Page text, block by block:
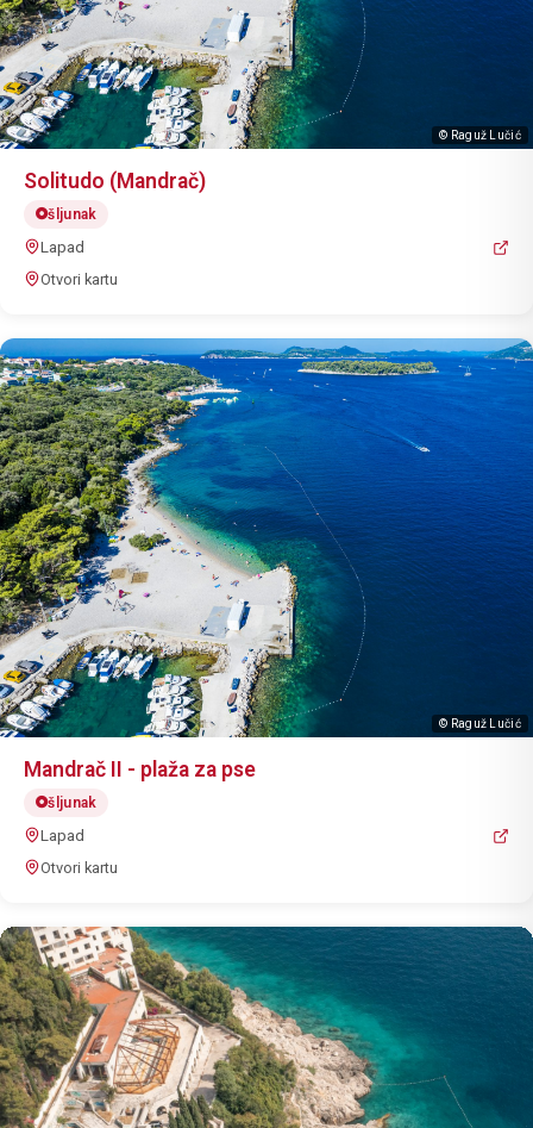
© Raguž Lučić
Solitudo (Mandrač)
šljunak
Lapad
Otvori kartu
© Raguž Lučić
Mandrač II - plaža za pse
šljunak
Lapad
Otvori kartu